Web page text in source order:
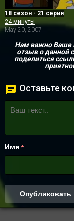
18 сезон - 21 серия
24 минуты
May 20, 2007
Нам важно Ваше
отзыв о данной
поделиться
Оставьте
Имя *